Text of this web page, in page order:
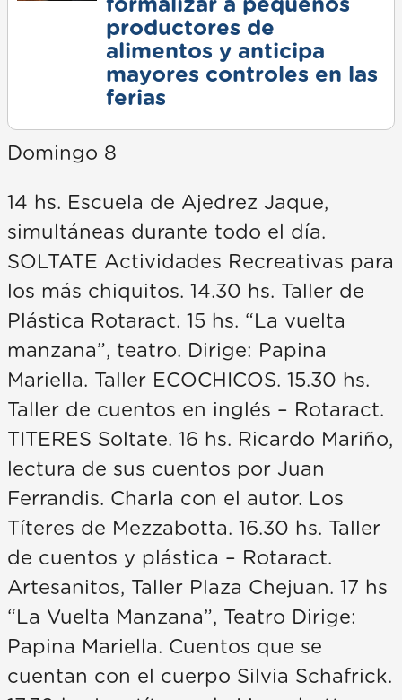
formalizar a pequeños
productores de
alimentos y anticipa
mayores controles en las
ferias
Domingo 8
14 hs. Escuela de Ajedrez Jaque,
simultáneas durante todo el día.
SOLTATE Actividades Recreativas para
los más chiquitos. 14.30 hs. Taller de
Plástica Rotaract. 15 hs. “La vuelta
manzana”, teatro. Dirige: Papina
Mariella. Taller ECOCHICOS. 15.30 hs.
Taller de cuentos en inglés – Rotaract.
TITERES Soltate. 16 hs. Ricardo Mariño,
lectura de sus cuentos por Juan
Ferrandis. Charla con el autor. Los
Títeres de Mezzabotta. 16.30 hs. Taller
de cuentos y plástica – Rotaract.
Artesanitos, Taller Plaza Chejuan. 17 hs
“La Vuelta Manzana”, Teatro Dirige:
Papina Mariella. Cuentos que se
cuentan con el cuerpo Silvia Schafrick.